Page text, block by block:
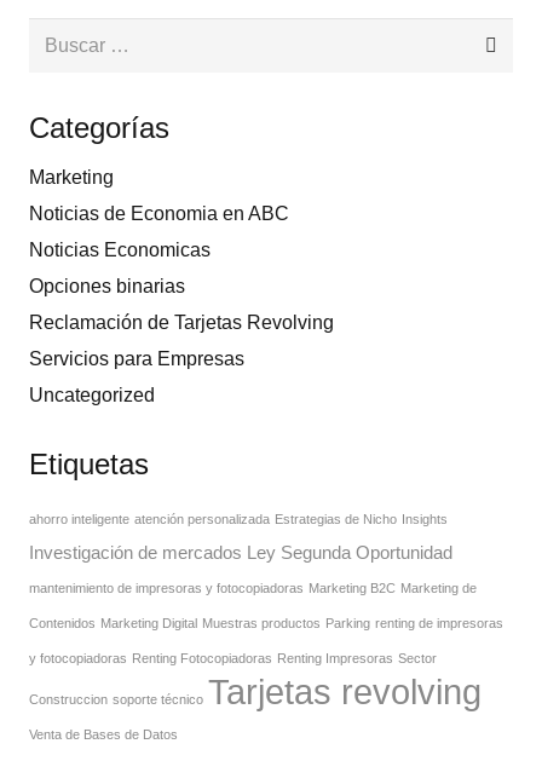
Buscar:
Categorías
Marketing
Noticias de Economia en ABC
Noticias Economicas
Opciones binarias
Reclamación de Tarjetas Revolving
Servicios para Empresas
Uncategorized
Etiquetas
ahorro inteligente atención personalizada Estrategias de Nicho Insights
Investigación de mercados Ley Segunda Oportunidad
mantenimiento de impresoras y fotocopiadoras Marketing B2C Marketing de
Contenidos Marketing Digital Muestras productos Parking renting de impresoras
y fotocopiadoras Renting Fotocopiadoras Renting Impresoras Sector
Construccion soporte técnico Tarjetas revolving
Venta de Bases de Datos